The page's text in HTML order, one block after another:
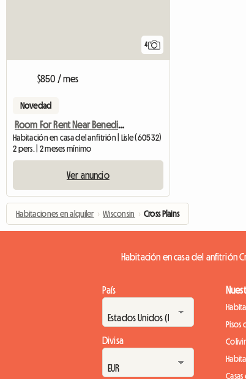
4
$850 / mes
Novedad
Room For Rent Near Benedictine Univesity
Habitación en casa del anfitrión | Lisle (60532)
2 pers. | 2 meses mínimo
Ver anuncio
Habitaciones en alquiler › Wisconsin › Cross Plains
Habitación en casa del anfitrión
País
Divisa
Pisos